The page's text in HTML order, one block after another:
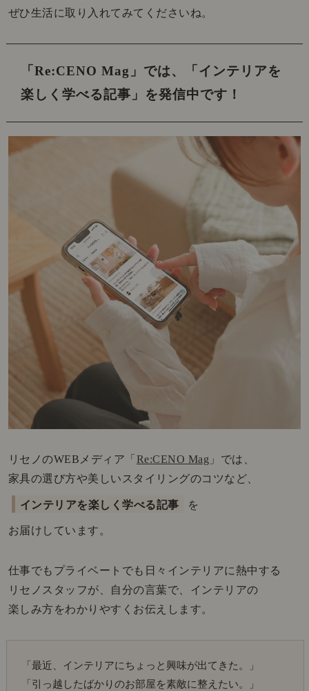
ぜひ生活に取り入れてみてくださいね。
「Re:CENO Mag」では、
「インテリアを
楽しく学べる記事」を発信中です！
リセノのWEBメディア「 Re:CENO Mag 」では、
家具の選び方や美しいスタイリングのコツなど、
インテリアを楽しく学べる記事 を
お届けしています。
仕事でもプライベートでも日々インテリアに熱中する
リセノスタッフが、自分の言葉で、インテリアの
楽しみ方をわかりやすくお伝えします。
「最近、インテリアにちょっと興味が出てきた。」
「引っ越したばかりのお部屋を素敵に整えたい。」